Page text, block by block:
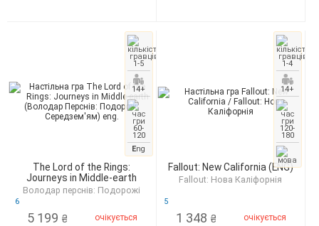
The Lord of the Rings:
Journeys in Middle-earth
Володар перснів: Подорожі
1-5
14+
60-
120
Eng
6
5 199 ₴ очікується
Fallout: New California (ENG)
Fallout: Нова Каліфорнія
1-4
14+
120-
180
5
1 348 ₴ очікується